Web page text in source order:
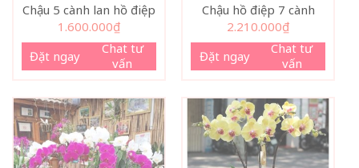
Chậu 5 cành lan hồ điệp
1.600.000₫
Đặt ngay
Chat tư
vấn
Chậu hồ điệp 7 cành
2.210.000₫
Đặt ngay
Chat tư
vấn